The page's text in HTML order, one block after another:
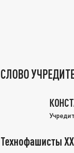
СЛОВО
Технофашисты